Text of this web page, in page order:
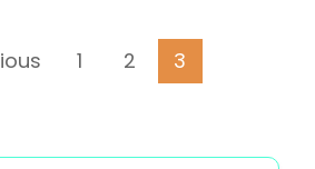
Page
1 Page
2 Page
3